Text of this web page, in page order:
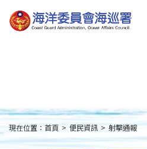
到
主
:::
現在位置： 首頁 > 便民資訊 > 射擊通報